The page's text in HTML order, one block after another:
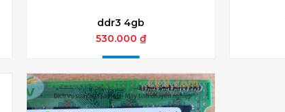
ddr3 4gb
530.000 ₫